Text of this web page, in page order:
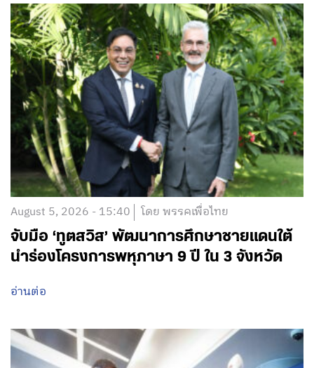
August 5, 2026 - 15:40 โดย พรรคเพื่อไทย
จับมือ ‘ทูตสวิส’ พัฒนาการศึกษาชายแดนใต้
นำร่องโครงการพหุภาษา 9 ปี ใน 3 จังหวัด
อ่านต่อ